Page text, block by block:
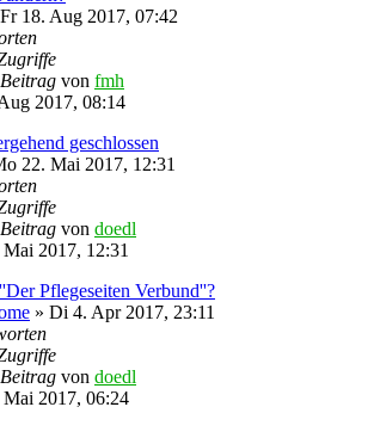
Fr 18. Aug 2017, 07:42
von fmh
2017, 08:14
geschlossen
22. Mai 2017, 12:31
von doedl
2017, 12:31
Pflegeseiten Verbund''?
» Di 4. Apr 2017, 23:11
von doedl
2017, 06:24